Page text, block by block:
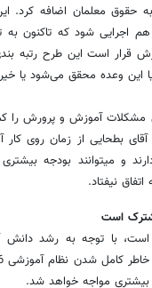
حقوق معلمان اضافه کرد.
اجرایی شود که تاکنون به
قرار است این طرح رتبه
این وعده محقق می‌شود یا
مشکلات آموزش و پرورش را
بطحایی از زمان روی کار
و میتوانند بودجه
نیفتاد.
است
با توجه به رشد دانش
بیشتری مواجه خواهد شد.